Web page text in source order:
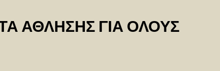
ΑΘΛΗΣΗΣ ΓΙΑ ΟΛΟΥΣ